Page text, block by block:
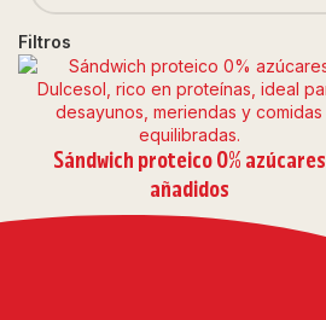
Filtros
Sándwich proteico 0% azúcares
añadidos